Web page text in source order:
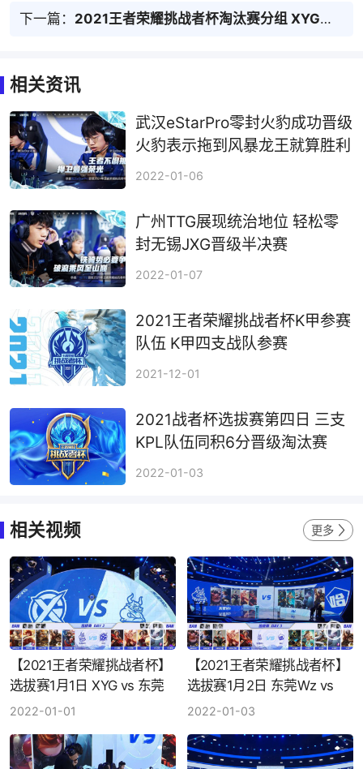
下一篇： 2021王者荣耀挑战者杯淘汰赛分组 XYG再战长沙TES
相关资讯
武汉eStarPro零封火豹成功晋级
火豹表示拖到风暴龙王就算胜利
2022-01-06
广州TTG展现统治地位 轻松零
封无锡JXG晋级半决赛
2022-01-07
2021王者荣耀挑战者杯K甲参赛
队伍 K甲四支战队参赛
2021-12-01
2021战者杯选拔赛第四日 三支
KPL队伍同积6分晋级淘汰赛
2022-01-03
相关视频 更多
【2021王者荣耀挑战者杯】
选拔赛1月1日 XYG vs 东莞
Wz
2022-01-01
【2021王者荣耀挑战者杯】
选拔赛1月2日 东莞Wz vs
HH
2022-01-03